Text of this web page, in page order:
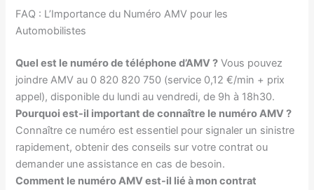
FAQ : L’Importance du Numéro AMV pour les
Automobilistes
Quel est le numéro de téléphone d’AMV ? Vous pouvez
joindre AMV au 0 820 820 750 (service 0,12 €/min + prix
appel), disponible du lundi au vendredi, de 9h à 18h30.
Pourquoi est-il important de connaître le numéro AMV ?
Connaître ce numéro est essentiel pour signaler un sinistre
rapidement, obtenir des conseils sur votre contrat ou
demander une assistance en cas de besoin.
Comment le numéro AMV est-il lié à mon contrat